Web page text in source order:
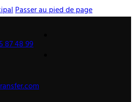
Passer au pied de page
87 48 99